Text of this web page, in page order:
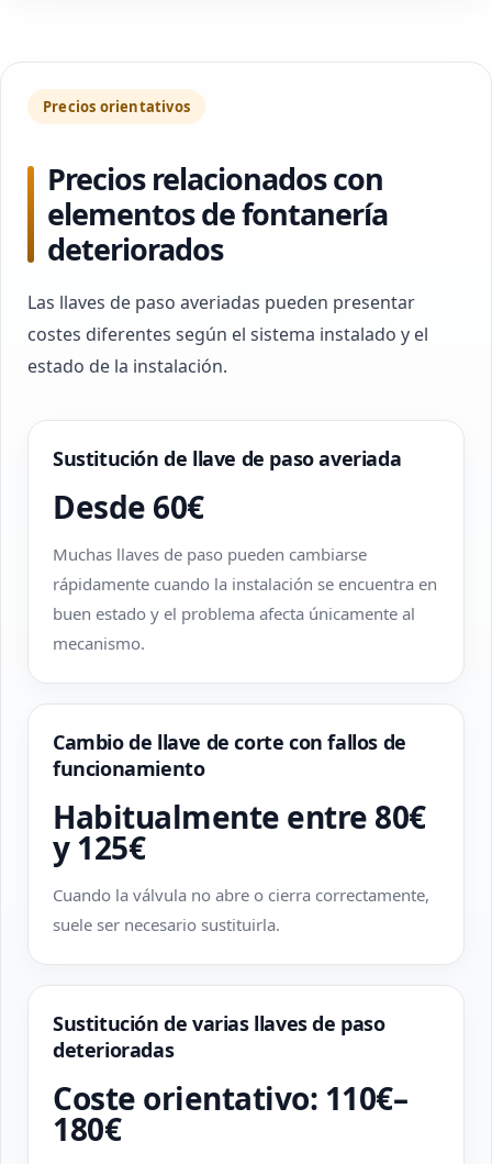
Precios orientativos
Precios relacionados con
elementos de fontanería
deteriorados
Las llaves de paso averiadas pueden presentar
costes diferentes según el sistema instalado y el
estado de la instalación.
Sustitución de llave de paso averiada
Desde 60€
Muchas llaves de paso pueden cambiarse
rápidamente cuando la instalación se encuentra en
buen estado y el problema afecta únicamente al
mecanismo.
Cambio de llave de corte con fallos de
funcionamiento
Habitualmente entre 80€
y 125€
Cuando la válvula no abre o cierra correctamente,
suele ser necesario sustituirla.
Sustitución de varias llaves de paso
deterioradas
Coste orientativo: 110€–
180€